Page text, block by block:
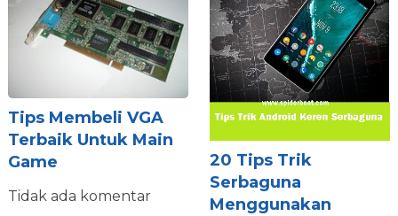
Tips Membeli VGA
Terbaik Untuk Main
Game
Tidak ada komentar
20 Tips Trik
Serbaguna
Menggunakan